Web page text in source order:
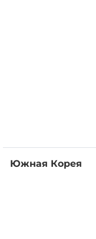
Южная Корея